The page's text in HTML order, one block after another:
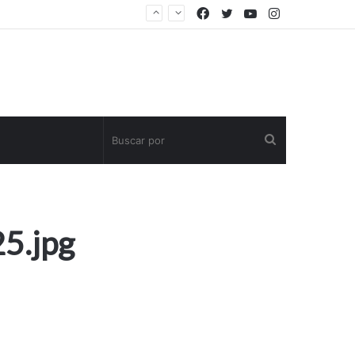
YouTube
Twitter
Facebook